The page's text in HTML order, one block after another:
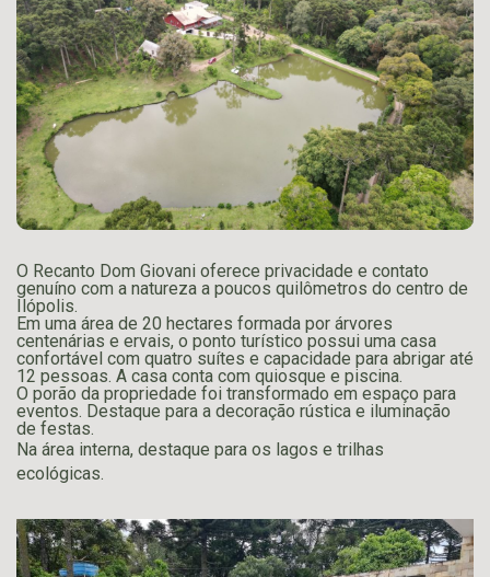
O Recanto Dom Giovani oferece privacidade e contato
genuíno com a natureza a poucos quilômetros do centro de
Ilópolis.
Em uma área de 20 hectares formada por árvores
centenárias e ervais, o ponto turístico possui uma casa
confortável com quatro suítes e capacidade para abrigar até
12 pessoas. A casa conta com quiosque e piscina.
O porão da propriedade foi transformado em espaço para
eventos. Destaque para a decoração rústica e iluminação
de festas.
Na área interna, destaque para os lagos e trilhas
ecológicas.